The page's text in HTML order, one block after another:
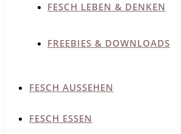
FESCH LEBEN & DENKEN
FREEBIES & DOWNLOADS
FESCH AUSSEHEN
FESCH ESSEN